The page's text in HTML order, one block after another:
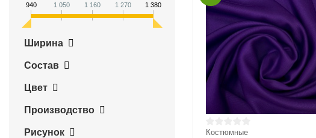
940 1 050 1 160 1 270 1 380
Ширина
Состав
Цвет
Производство
Рисунок Костюмные